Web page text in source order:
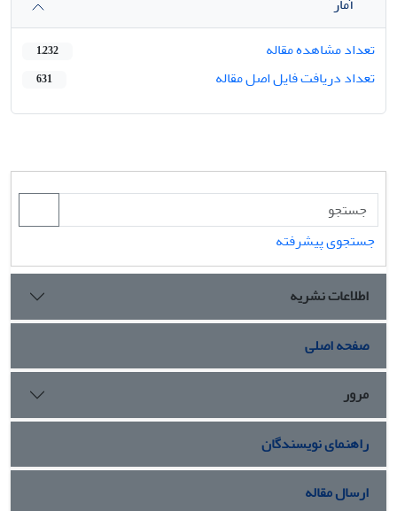
تعداد مشاهده مقاله
1,232
تعداد دریافت فایل اصل مقاله 631
جستجوی پیشرفته
اطلاعات نشریه
صفحه اصلی
مرور
راهنمای نویسندگان
ارسال مقاله